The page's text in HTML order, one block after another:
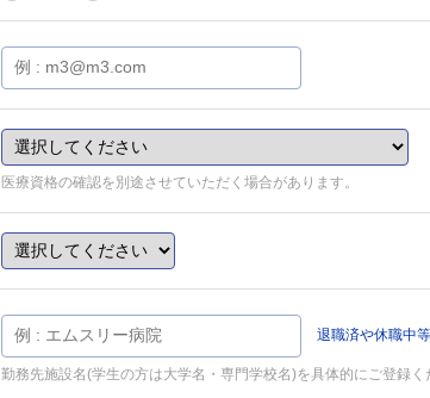
医療資格の確認を別途させていただく場合があります。
退職済や休職中
勤務先施設名(学生の方は大学名・専門学校名)を具体的にご登録く